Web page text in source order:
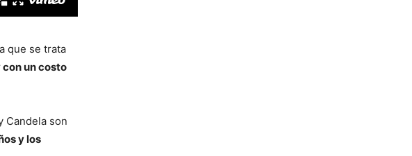
que se trata
un costo
Candela son
y los